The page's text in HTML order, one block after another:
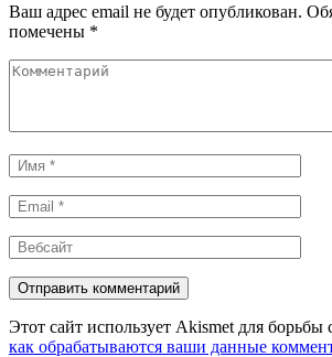
Ваш адрес email не будет опубликован.
помечены *
Комментарий
Имя
*
Email
*
Вебсайт
Этот сайт использует Akismet для борьбы
как обрабатываются ваши данные